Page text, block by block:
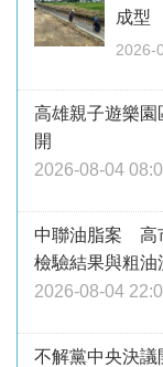
成型
2026-
高雄親子遊樂
開
2026-08-04
中聯油脂案 高
檢驗結果與粗油
2026-08-04
不解黨中央決